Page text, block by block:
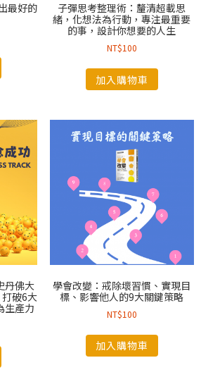
最好的
子彈思考整理術：釐清超載思
緒，化想法為行動，專注最重要
的事，設計你想要的人生
NT$100
加入購物車
丹佛大
破6大
生產力
學會改變：戒除壞習慣、實現目
標、影響他人的9大關鍵策略
NT$100
加入購物車